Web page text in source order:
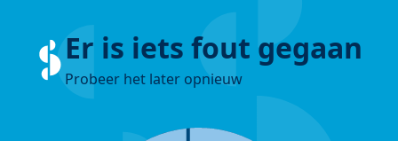
Er is iets fout gegaan
Probeer het later opnieuw